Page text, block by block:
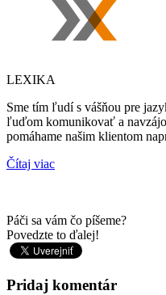
LEXIKA
Sme tím ľudí s vášňou pre
ľuďom komunikovať a
pomáhame našim klientom
Čítaj viac
Páči sa vám čo píšeme?
Povedzte to ďalej!
Pridaj komentár